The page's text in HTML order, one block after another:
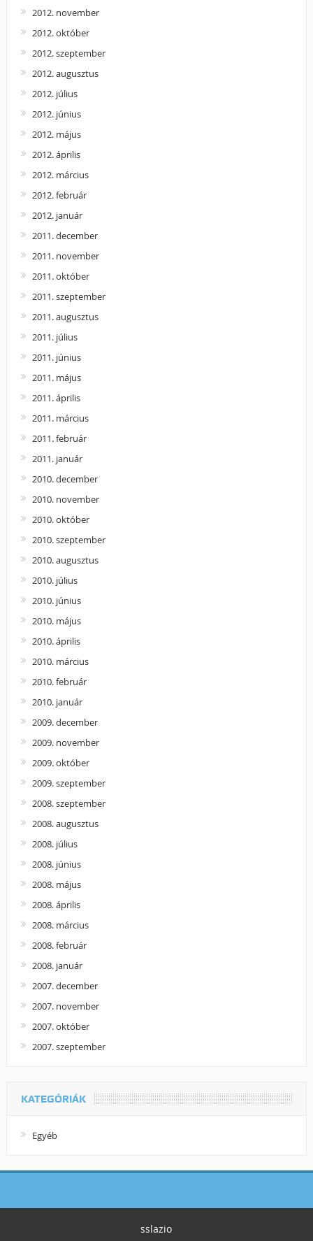
2012. november
2012. október
2012. szeptember
2012. augusztus
2012. július
2012. június
2012. május
2012. április
2012. március
2012. február
2012. január
2011. december
2011. november
2011. október
2011. szeptember
2011. augusztus
2011. július
2011. június
2011. május
2011. április
2011. március
2011. február
2011. január
2010. december
2010. november
2010. október
2010. szeptember
2010. augusztus
2010. július
2010. június
2010. május
2010. április
2010. március
2010. február
2010. január
2009. december
2009. november
2009. október
2009. szeptember
2008. szeptember
2008. augusztus
2008. július
2008. június
2008. május
2008. április
2008. március
2008. február
2008. január
2007. december
2007. november
2007. október
2007. szeptember
KATEGÓRIÁK
Egyéb
sslazio